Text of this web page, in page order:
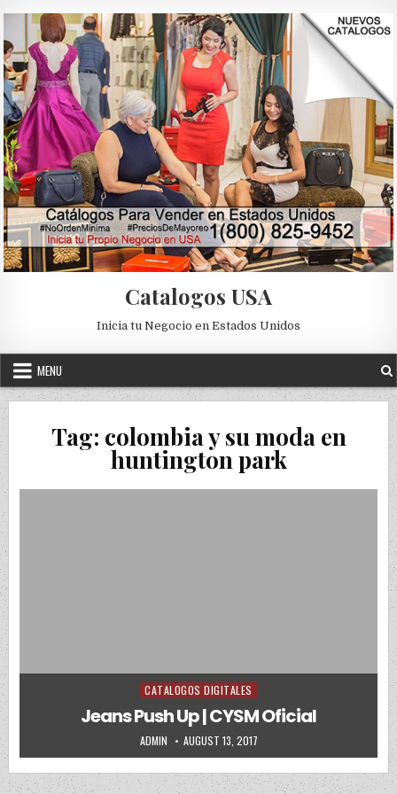
Catalogos USA
Inicia tu Negocio en Estados Unidos
MENU
Tag: colombia y su moda en
huntington park
Posted in
CATALOGOS DIGITALES
Jeans Push Up | CYSM Oficial
AUTHOR:
ADMIN PUBLISHED DATE:
AUGUST 13, 2017